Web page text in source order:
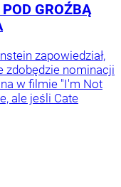
GROŹBĄ
zapowiedział,
zdobędzie nominacji
w filmie "I'm Not
ale jeśli Cate